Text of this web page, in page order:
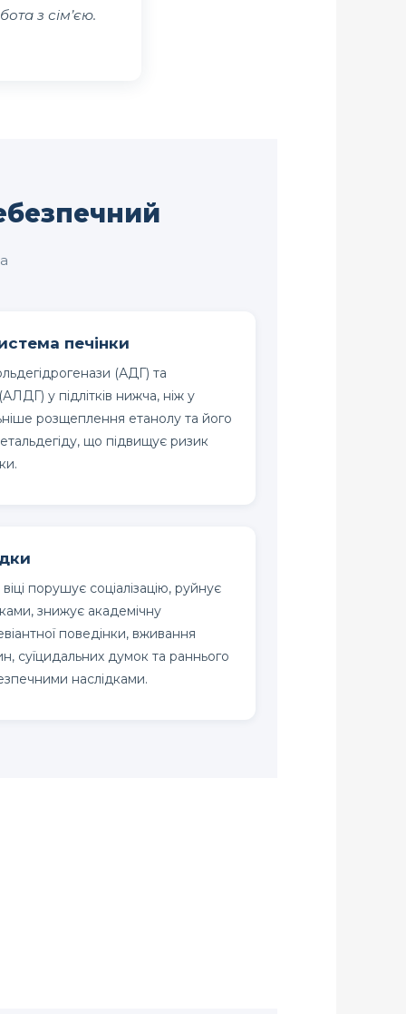
з сім’єю.
печінки
(АДГ) та
у підлітків нижча, ніж у
розщеплення етанолу та його
що підвищує ризик
порушує соціалізацію, руйнує
знижує академічну
поведінки, вживання
суїцидальних думок та раннього
наслідками.